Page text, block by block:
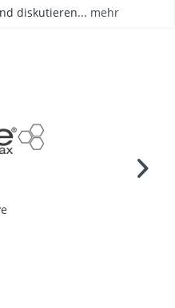
diskutieren... mehr